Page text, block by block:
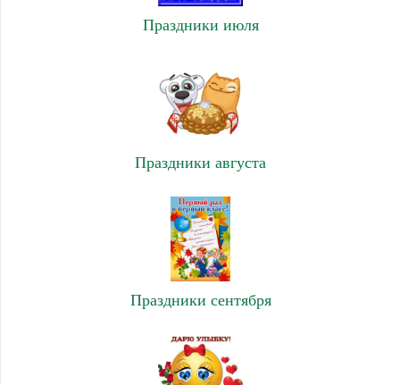
Праздники июля
Праздники августа
Праздники сентября